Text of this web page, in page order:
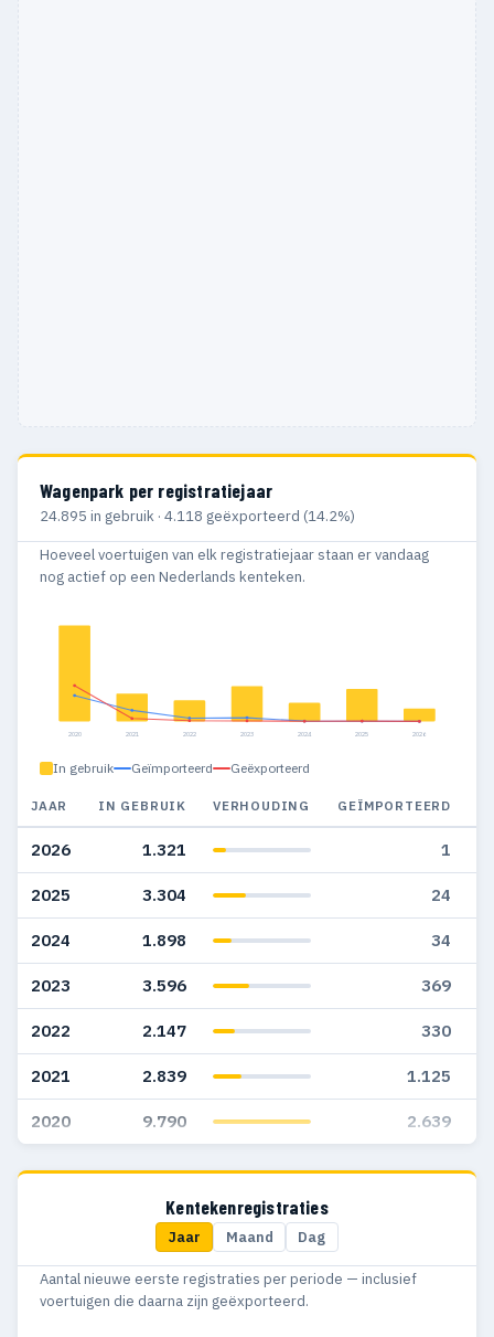
Wagenpark per registratiejaar
24.895 in gebruik · 4.118 geëxporteerd (14.2%)
Hoeveel voertuigen van elk registratiejaar staan er vandaag
nog actief op een Nederlands kenteken.
2020 2021 2022 2023 2024 2025 2026
In gebruik Geïmporteerd Geëxporteerd
JAAR IN GEBRUIK VERHOUDING GEÏMPORTEERD
2026 1.321 1
2025 3.304 24
2024 1.898 34
2023 3.596 369
2022 2.147 330
2021 2.839 1.125
2020 9.790 2.639
Kentekenregistraties
Jaar Maand Dag
Aantal nieuwe eerste registraties per periode — inclusief
voertuigen die daarna zijn geëxporteerd.